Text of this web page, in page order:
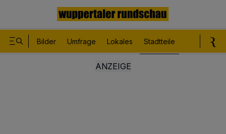
Bilder Umfrage Lokales Stadtteile